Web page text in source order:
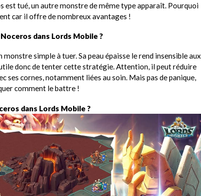
est tué, un autre monstre de même type apparaît. Pourquoi
car il offre de nombreux avantages !
dans Lords Mobile ?
monstre simple à tuer. Sa peau épaisse le rend insensible aux
donc de tenter cette stratégie. Attention, il peut réduire
ses cornes, notamment liées au soin. Mais pas de panique,
comment le battre !
dans Lords Mobile ?